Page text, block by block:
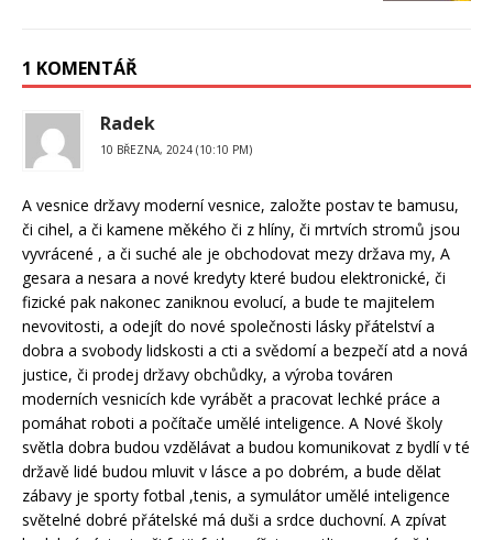
1 KOMENTÁŘ
Radek
10 BŘEZNA, 2024 (10:10 PM)
A vesnice državy moderní vesnice, založte postav te bamusu,
či cihel, a či kamene měkého či z hlíny, či mrtvích stromů jsou
vyvrácené , a či suché ale je obchodovat mezy država my, A
gesara a nesara a nové kredyty které budou elektronické, či
fizické pak nakonec zaniknou evolucí, a bude te majitelem
nevovitosti, a odejít do nové společnosti lásky přátelství a
dobra a svobody lidskosti a cti a svědomí a bezpečí atd a nová
justice, či prodej državy obchůdky, a výroba továren
moderních vesnicích kde vyrábět a pracovat lechké práce a
pomáhat roboti a počítače umělé inteligence. A Nové školy
světla dobra budou vzdělávat a budou komunikovat z bydlí v té
državě lidé budou mluvit v lásce a po dobrém, a bude dělat
zábavy je sporty fotbal ,tenis, a symulátor umělé inteligence
světelné dobré přátelské má duši a srdce duchovní. A zpívat